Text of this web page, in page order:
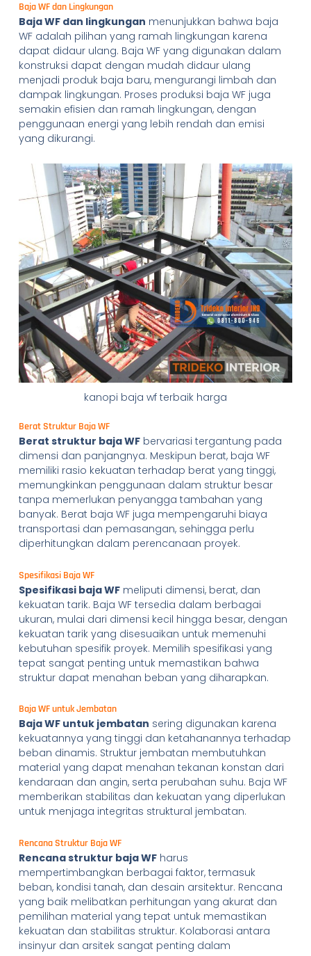
Baja WF dan Lingkungan
Baja WF dan lingkungan menunjukkan bahwa baja
WF adalah pilihan yang ramah lingkungan karena
dapat didaur ulang. Baja WF yang digunakan dalam
konstruksi dapat dengan mudah didaur ulang
menjadi produk baja baru, mengurangi limbah dan
dampak lingkungan. Proses produksi baja WF juga
semakin efisien dan ramah lingkungan, dengan
penggunaan energi yang lebih rendah dan emisi
yang dikurangi.
kanopi baja wf terbaik harga
Berat Struktur Baja WF
Berat struktur baja WFbervariasi tergantung pada
dimensi dan panjangnya. Meskipun berat, baja WF
memiliki rasio kekuatan terhadap berat yang tinggi,
memungkinkan penggunaan dalam struktur besar
tanpa memerlukan penyangga tambahan yang
banyak. Berat baja WF juga mempengaruhi biaya
transportasi dan pemasangan, sehingga perlu
diperhitungkan dalam perencanaan proyek.
Spesifikasi Baja WF
Spesifikasi baja WFmeliputi dimensi, berat, dan
kekuatan tarik. Baja WF tersedia dalam berbagai
ukuran, mulai dari dimensi kecil hingga besar, dengan
kekuatan tarik yang disesuaikan untuk memenuhi
kebutuhan spesifik proyek. Memilih spesifikasi yang
tepat sangat penting untuk memastikan bahwa
struktur dapat menahan beban yang diharapkan.
Baja WF untuk Jembatan
Baja WF untuk jembatan sering digunakan karena
kekuatannya yang tinggi dan ketahanannya terhadap
beban dinamis. Struktur jembatan membutuhkan
material yang dapat menahan tekanan konstan dari
kendaraan dan angin, serta perubahan suhu. Baja WF
memberikan stabilitas dan kekuatan yang diperlukan
untuk menjaga integritas struktural jembatan.
Rencana Struktur Baja WF
Rencana struktur baja WFharus
mempertimbangkan berbagai faktor, termasuk
beban, kondisi tanah, dan desain arsitektur. Rencana
yang baik melibatkan perhitungan yang akurat dan
pemilihan material yang tepat untuk memastikan
kekuatan dan stabilitas struktur. Kolaborasi antara
insinyur dan arsitek sangat penting dalam